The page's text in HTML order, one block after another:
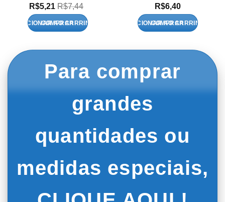
R$5,21 R$7,44
ADICIONAR AO CARRINHO
R$6,40
ADICIONAR AO CARRINHO
Para comprar
grandes
quantidades ou
medidas especiais,